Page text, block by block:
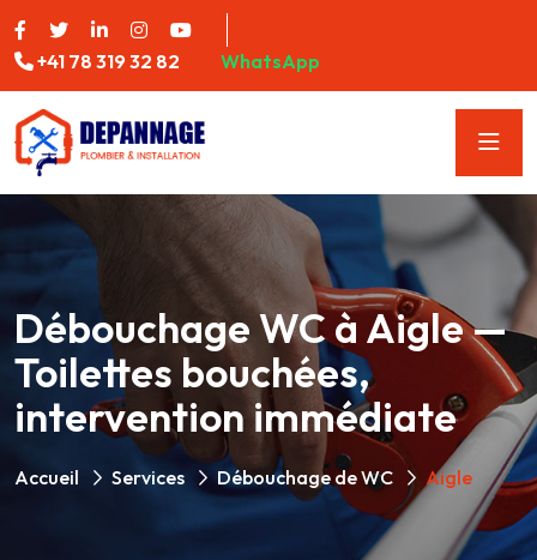
+41 78 319 32 82 WhatsApp
Débouchage WC à Aigle —
Toilettes bouchées,
intervention immédiate
Accueil Services Débouchage de WC Aigle